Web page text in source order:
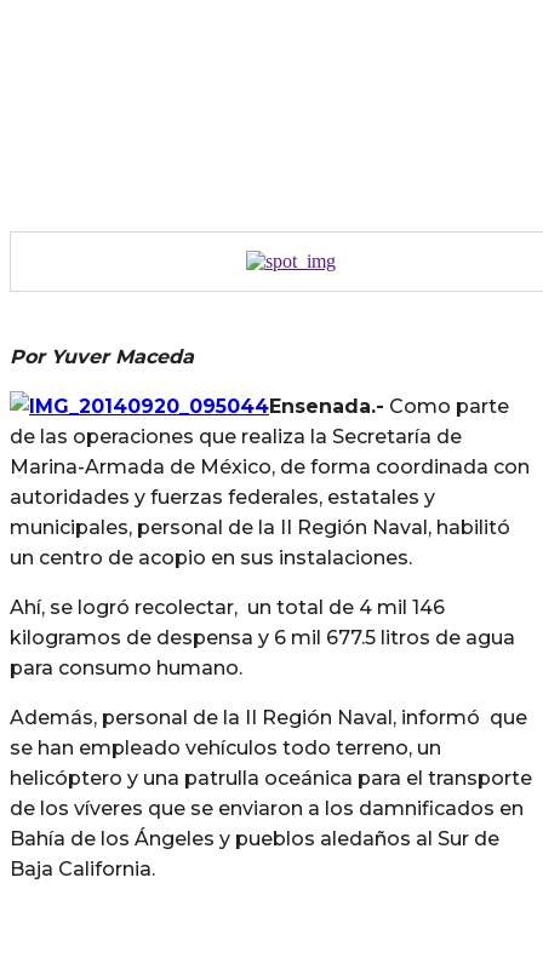
Por Yuver Maceda
Ensenada.- Como parte
de las operaciones que realiza la Secretaría de
Marina-Armada de México, de forma coordinada con
autoridades y fuerzas federales, estatales y
municipales, personal de la II Región Naval, habilitó
un centro de acopio en sus instalaciones.
Ahí, se logró recolectar, un total de 4 mil 146
kilogramos de despensa y 6 mil 677.5 litros de agua
para consumo humano.
Además, personal de la II Región Naval, informó que
se han empleado vehículos todo terreno, un
helicóptero y una patrulla oceánica para el transporte
de los víveres que se enviaron a los damnificados en
Bahía de los Ángeles y pueblos aledaños al Sur de
Baja California.